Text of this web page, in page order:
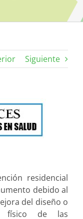
Siguiente
residencial
debido al
del diseño o
físico de las